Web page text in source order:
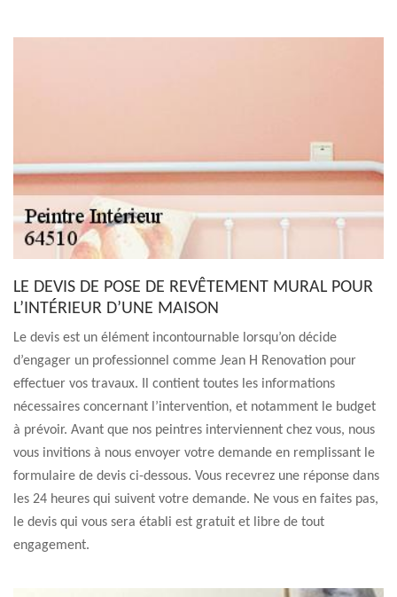
LE DEVIS DE POSE DE REVÊTEMENT MURAL POUR
L’INTÉRIEUR D’UNE MAISON
Le devis est un élément incontournable lorsqu’on décide
d’engager un professionnel comme Jean H Renovation pour
effectuer vos travaux. Il contient toutes les informations
nécessaires concernant l’intervention, et notamment le budget
à prévoir. Avant que nos peintres interviennent chez vous, nous
vous invitions à nous envoyer votre demande en remplissant le
formulaire de devis ci-dessous. Vous recevrez une réponse dans
les 24 heures qui suivent votre demande. Ne vous en faites pas,
le devis qui vous sera établi est gratuit et libre de tout
engagement.